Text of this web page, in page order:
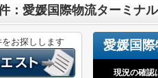
：愛媛国際物流ターミナル
現況の確認
お探しします